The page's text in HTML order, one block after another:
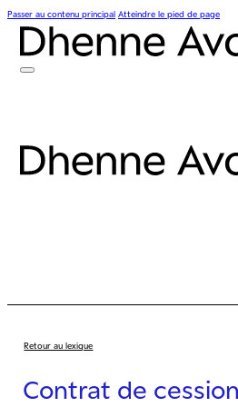
Passer au contenu principal Atteindre le pied de page
Retour au lexique
Contrat de